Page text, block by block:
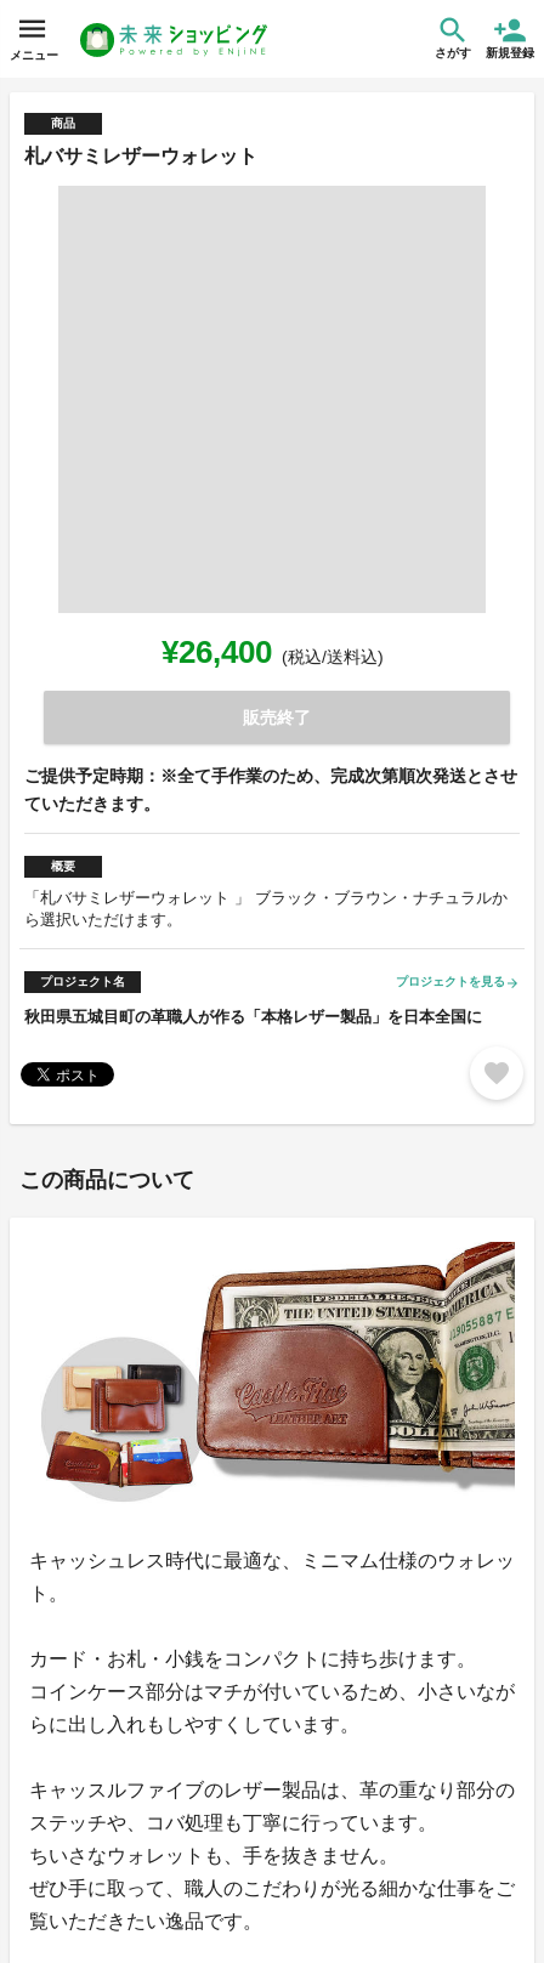
メニュー さがす 新規登録
商品
札バサミレザーウォレット
¥26,400 (税込/送料込)
販売終了
ご提供予定時期：※全て手作業のため、完成次第順次発送とさせ
ていただきます。
概要
「札バサミレザーウォレット 」 ブラック・ブラウン・ナチュラルか
ら選択いただけます。
プロジェクト名 プロジェクトを見る arrow_forward
秋田県五城目町の革職人が作る「本格レザー製品」を日本全国に
favorite
この商品について
キャッシュレス時代に最適な、ミニマム仕様のウォレッ
ト。
カード・お札・小銭をコンパクトに持ち歩けます。
コインケース部分はマチが付いているため、小さいなが
らに出し入れもしやすくしています。
キャッスルファイブのレザー製品は、革の重なり部分の
ステッチや、コバ処理も丁寧に行っています。
ちいさなウォレットも、手を抜きません。
ぜひ手に取って、職人のこだわりが光る細かな仕事をご
覧いただきたい逸品です。